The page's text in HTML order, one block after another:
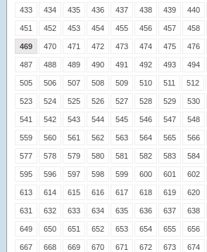
433 434 435 436 437 438 439 440
451 452 453 454 455 456 457 458
469 470 471 472 473 474 475 476
487 488 489 490 491 492 493 494
505 506 507 508 509 510 511 512
523 524 525 526 527 528 529 530
541 542 543 544 545 546 547 548
559 560 561 562 563 564 565 566
577 578 579 580 581 582 583 584
595 596 597 598 599 600 601 602
613 614 615 616 617 618 619 620
631 632 633 634 635 636 637 638
649 650 651 652 653 654 655 656
667 668 669 670 671 672 673 674